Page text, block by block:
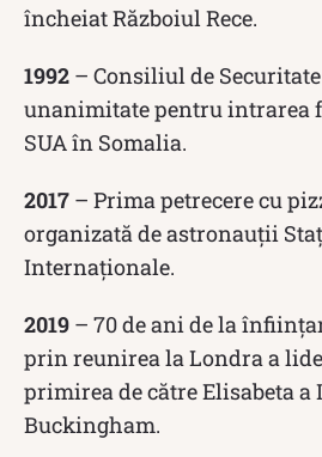
încheiat Războiul Rece.
1992 – Consiliul de
unanimitate pentru intrarea
SUA în Somalia.
2017 – Prima petrecere cu
organizată de astronauții
Internaționale.
2019 – 70 de ani de la
prin reunirea la Londra a
primirea de către Elisabeta a
Buckingham.